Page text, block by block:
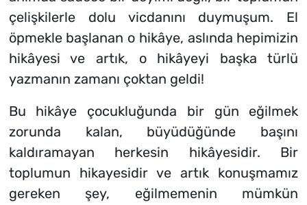
çelişkilerle dolu vicdanını duymuşum. El
öpmekle başlanan o hikâye, aslında hepimizin
hikâyesi ve artık, o hikâyeyi başka türlü
yazmanın zamanı çoktan geldi!
Bu hikâye çocukluğunda bir gün eğilmek
zorunda kalan, büyüdüğünde başını
kaldıramayan herkesin hikâyesidir. Bir
toplumun hikayesidir ve artık konuşmamız
gereken şey, eğilmemenin mümkün